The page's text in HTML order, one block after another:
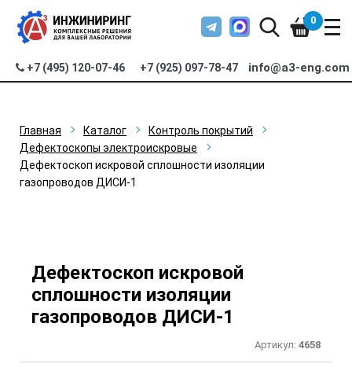
+7 (495) 120-07-46 +7 (925) 097-78-47 info@a3-eng.com
0
Главная Каталог
Контроль покрытий
Дефектоскопы электроискровые
Дефектоскоп искровой сплошности изоляции
газопроводов ДИСИ-1
Дефектоскоп искровой
сплошности изоляции
газопроводов ДИСИ-1
Артикул: 4658